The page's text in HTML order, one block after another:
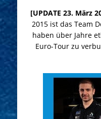
[UPDATE 23. März
2015 ist das Team
haben über Jahre
Euro-Tour zu